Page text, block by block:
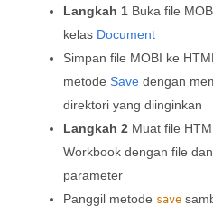
Langkah 1 Buka file
kelas Document
Simpan file MOBI ke
metode Save dengan
direktori yang diinginkan
Langkah 2 Muat file
Workbook dengan file
parameter
Panggil metode save